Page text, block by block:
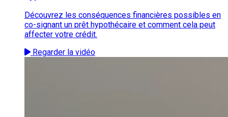
Découvrez les conséquences financières possibles en
co-signant un prêt hypothécaire et comment cela peut
affecter votre crédit.
Regarder la vidéo